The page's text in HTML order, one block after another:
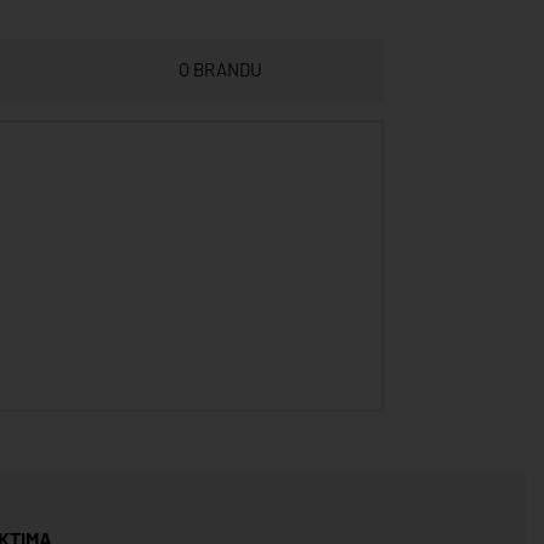
O BRANDU